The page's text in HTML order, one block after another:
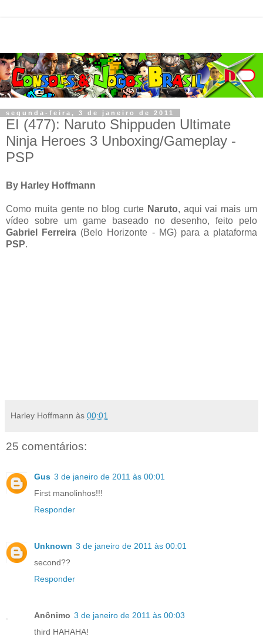
segunda-feira, 3 de janeiro de 2011
EI (477): Naruto Shippuden Ultimate
Ninja Heroes 3 Unboxing/Gameplay -
PSP
By Harley Hoffmann
Como muita gente no blog curte Naruto, aqui vai mais um
vídeo sobre um game baseado no desenho, feito pelo
Gabriel Ferreira (Belo Horizonte - MG) para a plataforma
PSP.
Harley Hoffmann às 00:01
25 comentários:
Gus 3 de janeiro de 2011 às 00:01
First manolinhos!!!
Responder
Unknown 3 de janeiro de 2011 às 00:01
second??
Responder
Anônimo 3 de janeiro de 2011 às 00:03
third HAHAHA!